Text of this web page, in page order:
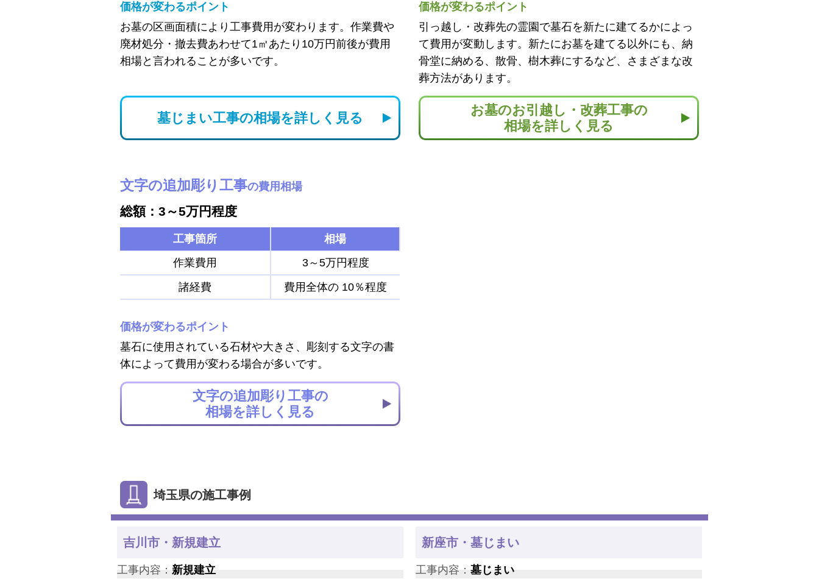
価格が変わるポイント
お墓の区画面積により工事費用が変わります。作業費や
廃材処分・撤去費あわせて1㎡あたり10万円前後が費用
相場と言われることが多いです。
墓じまい工事の相場を詳しく見る
価格が変わるポイント
引っ越し・改葬先の霊園で墓石を新たに建てるかによっ
て費用が変動します。新たにお墓を建てる以外にも、納
骨堂に納める、散骨、樹木葬にするなど、さまざまな改
葬方法があります。
お墓のお引越し・改葬工事の
相場を詳しく見る
文字の追加彫り工事の費用相場
総額：3～5万円程度
工事箇所
相場
作業費用
3～5万円程度
諸経費
費用全体の 10％程度
価格が変わるポイント
墓石に使用されている石材や大きさ、彫刻する文字の書
体によって費用が変わる場合が多いです。
文字の追加彫り工事の
相場を詳しく見る
埼玉県の施工事例
吉川市・新規建立
工事内容： 新規建立
新座市・墓じまい
工事内容： 墓じまい